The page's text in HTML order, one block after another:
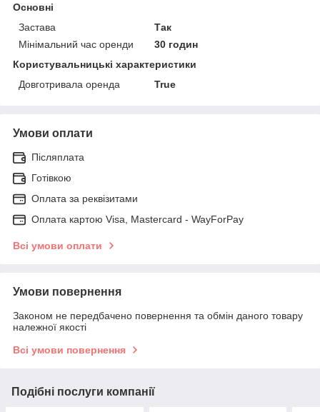
Основні
Застава
Так
Мінімальний час оренди
30 годин
Користувальницькі характеристики
Довготривала оренда
True
Умови оплати
Післяплата
Готівкою
Оплата за реквізитами
Оплата картою Visa, Mastercard - WayForPay
Всі умови оплати
Умови повернення
Законом не передбачено повернення та обмін даного товару
належної якості
Всі умови повернення
Подібні послуги компанії